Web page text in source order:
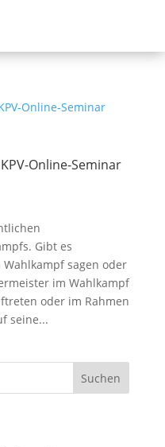
Online-Seminar
Gibt es
sagen oder
im Wahlkampf
oder im Rahmen
seine...
Suchen